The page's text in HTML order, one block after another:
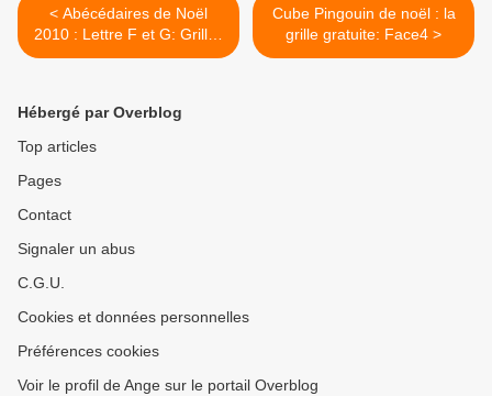
< Abécédaires de Noël
2010 : Lettre F et G: Grilles
gratuites
Cube Pingouin de noël : la
grille gratuite: Face4 >
Hébergé par Overblog
Top articles
Pages
Contact
Signaler un abus
C.G.U.
Cookies et données personnelles
Préférences cookies
Voir le profil de Ange sur le portail Overblog